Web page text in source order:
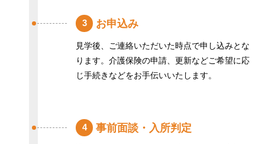
3 お申込み
見学後、ご連絡いただいた時点で申し込みとな
ります。介護保険の申請、更新などご希望に応
じ手続きなどをお手伝いいたします。
4 事前面談・入所判定